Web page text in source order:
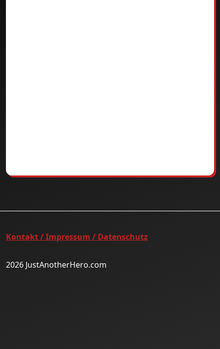
Kontakt / Impressum / Datenschutz
2026 JustAnotherHero.com